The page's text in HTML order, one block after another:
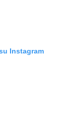
Instagram